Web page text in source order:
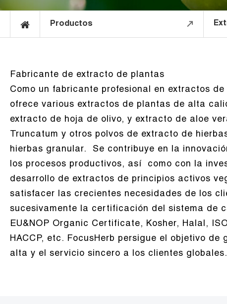
Productos
Fabricante de extracto de plantas
Como un fabricante profesional en extractos
ofrece various extractos de plantas de alta
extracto de hoja de olivo, y extracto de aloe
Truncatum y otros polvos de extracto de
hierbas granular. Se contribuye en la
los procesos productivos, así como con la
desarrollo de extractos de principios activos
satisfacer las crecientes necesidades de los
sucesivamente la certificación del sistema de
EU&NOP Organic Certificate, Kosher, Halal,
HACCP, etc. FocusHerb persigue el objetivo
alta y el servicio sincero a los clientes globales.